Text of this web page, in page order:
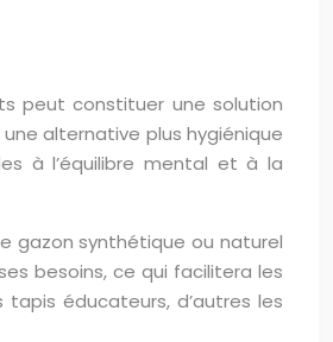
peut constituer une solution
alternative plus hygiénique
à l’équilibre mental et à la
gazon synthétique ou naturel
besoins, ce qui facilitera les
éducateurs, d’autres les